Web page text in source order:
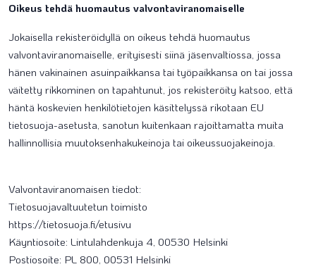
Oikeus tehdä huomautus valvontaviranomaiselle
Jokaisella rekisteröidyllä on oikeus tehdä huomautus
valvontaviranomaiselle, erityisesti siinä jäsenvaltiossa, jossa
hänen vakinainen asuinpaikkansa tai työpaikkansa on tai jossa
väitetty rikkominen on tapahtunut, jos rekisteröity katsoo, että
häntä koskevien henkilötietojen käsittelyssä rikotaan EU
tietosuoja-asetusta, sanotun kuitenkaan rajoittamatta muita
hallinnollisia muutoksenhakukeinoja tai oikeussuojakeinoja.
Valvontaviranomaisen tiedot:
Tietosuojavaltuutetun toimisto
https://tietosuoja.fi/etusivu
Käyntiosoite: Lintulahdenkuja 4, 00530 Helsinki
Postiosoite: PL 800, 00531 Helsinki